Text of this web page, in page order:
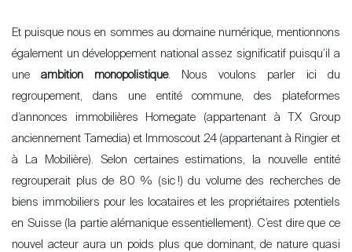
Et puisque nous en sommes au domaine numérique, mentionnons
également un développement national assez significatif puisqu’il a
une ambition monopolistique. Nous voulons parler ici du
regroupement, dans une entité commune, des plateformes
d ’annonces immobilières Homegate (appartenant à TX Group
anciennement Tamedia) et Immoscout 24 (appartenant à Ringier et
à La Mobilière). Selon certaines estimations, la nouvelle entité
regrouperait plus de 80 % (sic !) du volume des recherches de
biens immobiliers pour les locataires et les propriétaires potentiels
en Suisse (la partie alémanique essentiellement). C’est dire que ce
nouvel acteur aura un poids plus que dominant, de nature quasi